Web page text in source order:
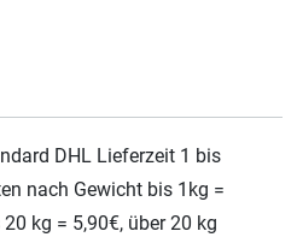
DHL Lieferzeit 1 bis
nach Gewicht bis 1kg =
kg = 5,90€, über 20 kg